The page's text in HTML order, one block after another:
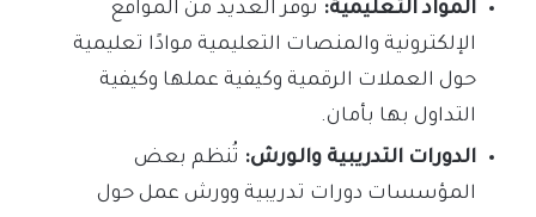
المواد التعليمية: تُوفر العديد من المواقع
الإلكترونية والمنصات التعليمية موادًا تعليمية
حول العملات الرقمية وكيفية عملها وكيفية
التداول بها بأمان.
الدورات التدريبية والورش: تُنظم بعض
المؤسسات دورات تدريبية وورش عمل حول